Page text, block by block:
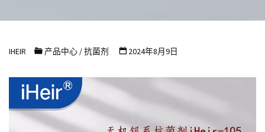
艾
尔
防
霉
抗
菌
IHEIR 产品中心/抗菌剂 2024年8月9日